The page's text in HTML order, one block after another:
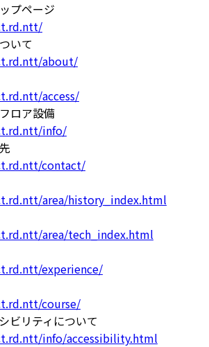
プページ
いて
about/
access/
ロア設備
info/
contact/
area/history_index.html
area/tech_index.html
experience/
course/
ビリティについて
info/accessibility.html